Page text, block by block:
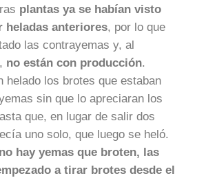
plantas ya se habían visto
heladas anteriores, por lo que
las contrayemas y, al
no están con producción.
helado los brotes que estaban
sin que lo apreciaran los
que, en lugar de salir dos
uno solo, que luego se heló.
hay yemas que broten, las
a tirar brotes desde el